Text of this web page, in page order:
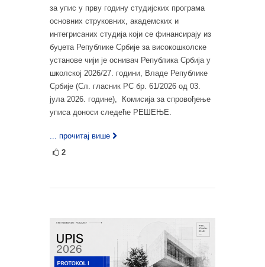
за упис у прву годину студијских програма
основних струковних, академских и
интегрисаних студија који се финансирају из
буџета Републике Србије за високошколске
установе чији је оснивач Република Србија у
школској 2026/27. години, Владе Републике
Србије (Сл. гласник РС бр. 61/2026 од 03.
јула 2026. године), Комисија за спровођење
уписа доноси следеће РЕШЕЊЕ.
... прочитај више
2